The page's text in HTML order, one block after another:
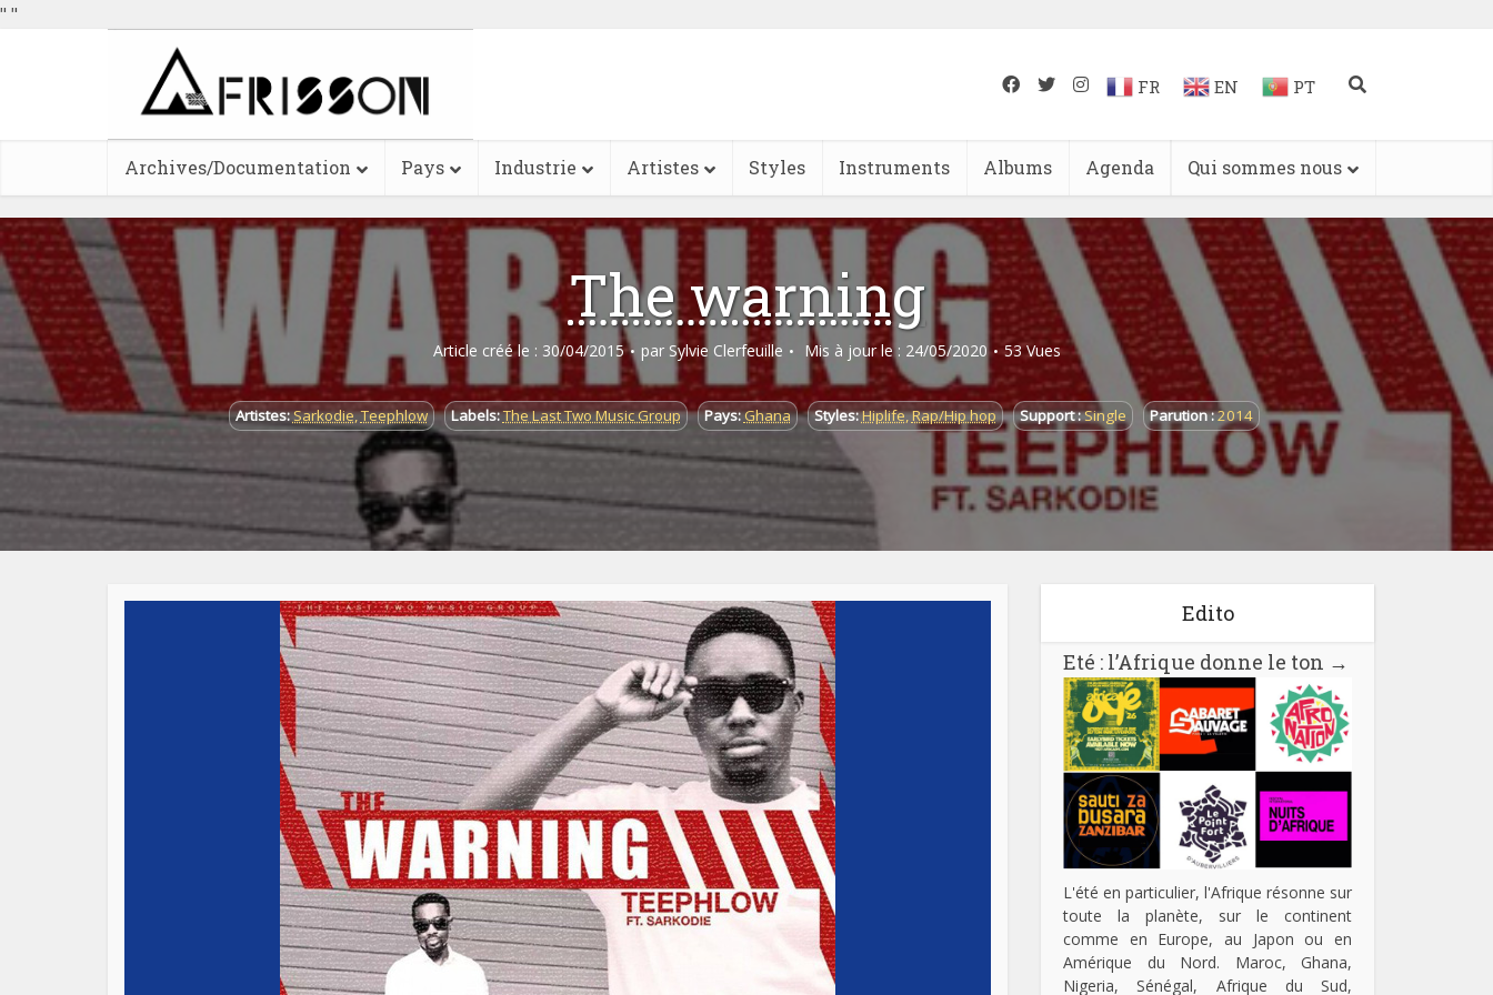
" "
FR EN PT
Archives/Documentation Pays Industrie Artistes Styles Instruments Albums Agenda Qui sommes nous
The warning
Article créé le : 30/04/2015 par Sylvie Clerfeuille Mis à jour le : 24/05/2020 53 Vues
Artistes:Sarkodie,Teephlow Labels:The Last Two Music Group Pays:Ghana Styles:Hiplife,Rap/Hip hop Support :Single Parution :2014
Edito
Eté : l’Afrique donne le ton →
L'été en particulier, l'Afrique résonne sur
toute la planète, sur le continent
comme en Europe, au Japon ou en
Amérique du Nord. Maroc, Ghana,
Nigeria, Sénégal, Afrique du Sud,